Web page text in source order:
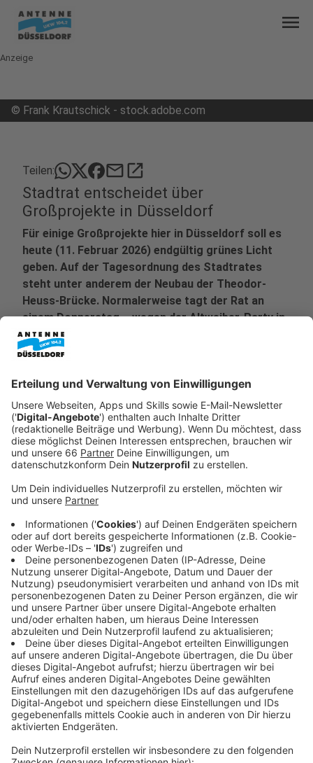
menu
Anzeige
© Frank Krautschick - stock.adobe.com
Teilen: mailopen_in_new
Stadtrat entscheidet über
Großprojekte in Düsseldorf
Für einige Großprojekte hier in Düsseldorf soll es
heute (11. Februar 2026) endgültig grünes Licht
geben. Auf der Tagesordnung des Stadtrates
steht unter anderem der Neubau der Theodor-
Heuss-Brücke. Normalerweise tagt der Rat an
einem Donnerstag – wegen der Altweiber-Party in
der Altstadt ausnahmsweise aber schon heute am
Mittwoch.
Veröffentlicht: Mittwoch, 11.02.2026 11:49
Anzeige
Neubau der Theodor-Heuss-Brücke:
Schienenoption weiter offen
Bei der Theodor-Heuss-Brücke gibt es noch keinen
genauen Bau- oder Zeitplan. In der Vorlage geht es
heute darum, von wem die neue Brücke befahren
werden kann. Wesentlicher Punkt: Die Stadt möchte
sie – wie heute auch – ohne Schienen für die
Rheinbahn planen. Die schwarz-grüne Ratsmehrheit
und auch andere Fraktionen wünschen sich aber, dass
die Stadt diese Option weiter mit prüft.
Anzeige
Landtags-Erweiterung und Ausbau des